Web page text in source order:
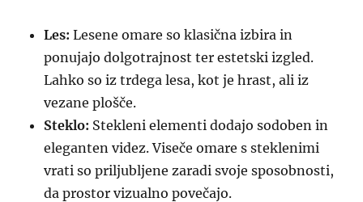
Les: Lesene omare so klasična izbira in
ponujajo dolgotrajnost ter estetski izgled.
Lahko so iz trdega lesa, kot je hrast, ali iz
vezane plošče.
Steklo: Stekleni elementi dodajo sodoben in
eleganten videz. Viseče omare s steklenimi
vrati so priljubljene zaradi svoje sposobnosti,
da prostor vizualno povečajo.